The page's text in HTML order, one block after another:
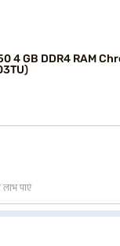
4 GB DDR4 RAM
पाएं